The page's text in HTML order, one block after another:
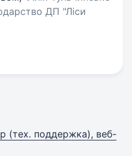
ДП "Ліси
(тех. поддержка), веб-